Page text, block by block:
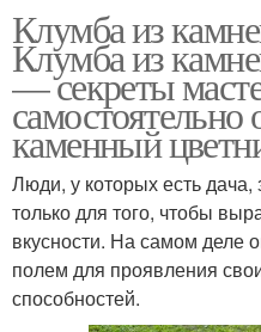
Клумба из
Клумба из
— секреты
каменный
Люди, у которых есть дача,
только для того, чтобы
вкусности. На самом деле
полем для проявления
способностей.